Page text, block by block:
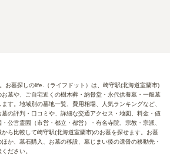
お墓探しのlife.（ライフドット）は、崎守駅(北海道室蘭市)
墓や、ご自宅近くの樹木葬・納骨堂・永代供養墓・一般墓
す。地域別の墓地一覧、費用相場、人気ランキングなど、
の評判・口コミや、詳細な交通アクセス・地図、料金・値
公営霊園（市営・都立・都営）・有名寺院、宗教・宗派、
ら比較して崎守駅(北海道室蘭市)のお墓を探せます。お墓
か、墓石購入、お墓の移設、墓じまい後の遺骨の移動先・
ださい。